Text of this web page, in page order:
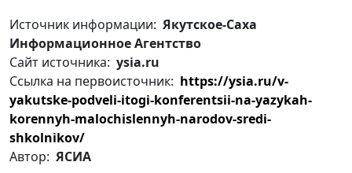
Источник информации: Якутское-Саха
Информационное Агентство
Сайт источника: ysia.ru
Ссылка на первоисточник: https://ysia.ru/v-
yakutske-podveli-itogi-konferentsii-na-yazykah-
korennyh-malochislennyh-narodov-sredi-
shkolnikov/
Автор: ЯСИА